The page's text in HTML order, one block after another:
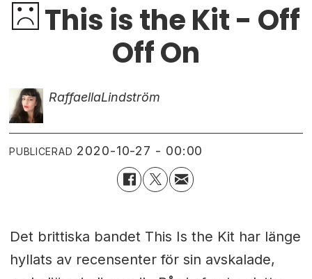
This is the Kit - Off
Off On
RaffaellaLindström
PUBLICERAD 2020-10-27 - 00:00
Det brittiska bandet This Is the Kit har länge
hyllats av recensenter för sin avskalade,